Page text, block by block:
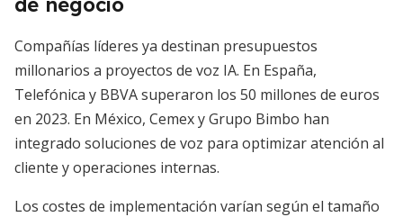
Compañías líderes ya destinan presupuestos
millonarios a proyectos de voz IA. En España,
Telefónica y BBVA superaron los 50 millones de euros
en 2023. En México, Cemex y Grupo Bimbo han
integrado soluciones de voz para optimizar atención al
cliente y operaciones internas.
Los costes de implementación varían según el tamaño